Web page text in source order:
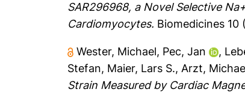
SAR296968, a Novel Selective
Cardiomyocytes. Biomedicines 10
Wester, Michael, Pec, Jan ,
Stefan, Maier, Lars S., Arzt,
Strain Measured by Cardiac